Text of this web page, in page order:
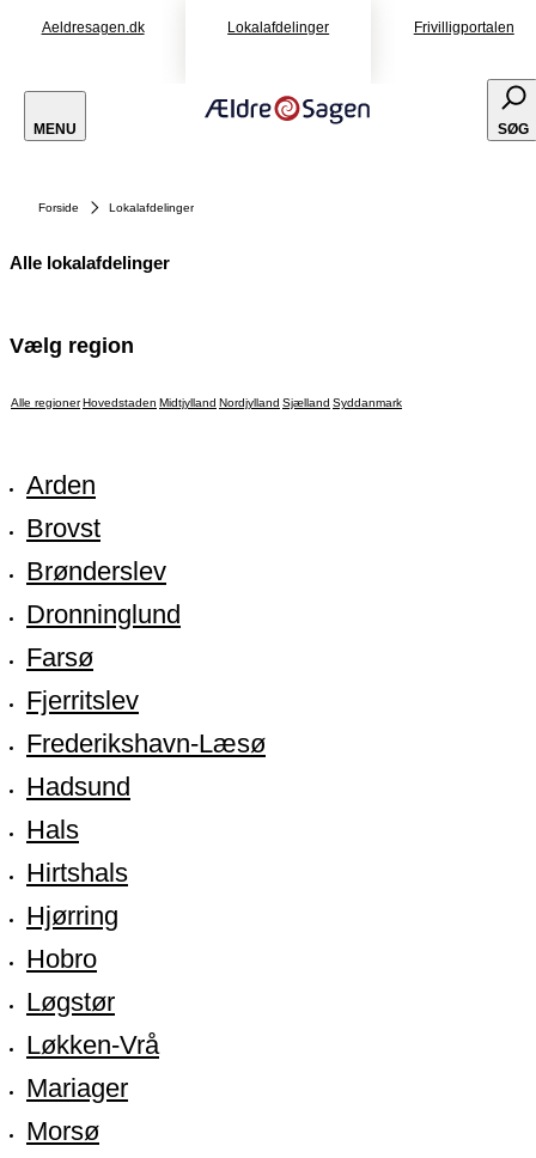
Aeldresagen.dk Lokalafdelinger Frivilligportalen
MENU SØG
Forside Lokalafdelinger
Alle lokalafdelinger
Vælg region
Alle regionerHovedstaden Midtjylland Nordjylland Sjælland Syddanmark
Arden
Brovst
Brønderslev
Dronninglund
Farsø
Fjerritslev
Frederikshavn-Læsø
Hadsund
Hals
Hirtshals
Hjørring
Hobro
Løgstør
Løkken-Vrå
Mariager
Morsø